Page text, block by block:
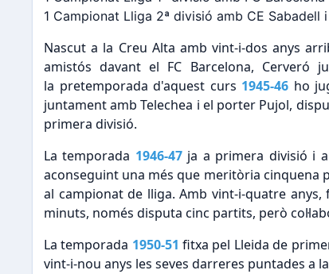
1 Campionat Lliga 2ª divisió amb CE Sabadell
Nascut a la Creu Alta amb vint-i-dos anys
amistós davant el FC Barcelona, Cerveró
la pretemporada d'aquest curs 1945-46 ho
juntament amb Telechea i el porter Pujol,
primera divisió.
La temporada 1946-47ja a primera divisió i
aconseguint una més que meritòria cinquena
al campionat de lliga. Amb vint-i-quatre
minuts, només disputa cinc partits, però
La temporada 1950-51 fitxa pel Lleida de
vint-i-nou anys les seves darreres puntades a